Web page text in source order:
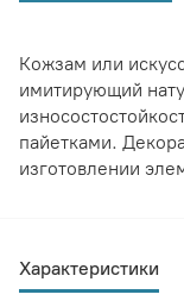
Кожзам или
имитирующий
пайетками.
изготовлении
Характеристики